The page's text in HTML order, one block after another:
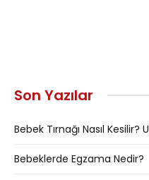
Son Yazılar
Bebek Tırnağı Nasıl
Bebeklerde Egzama Nedir?